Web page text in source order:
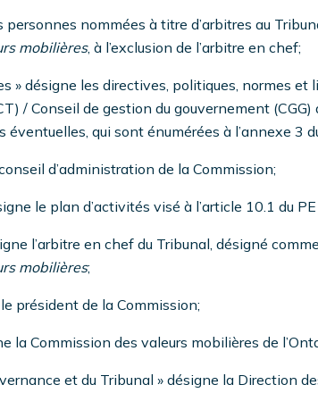
personnes nommées à titre d’arbitres au
mobilières, à l’exclusion de l’arbitre en chef;
» désigne les directives, politiques, normes et
/ Conseil de gestion du gouvernement
éventuelles, qui sont énumérées à l’annexe 3
d’administration de la Commission;
le plan d’activités visé à l’article 10.1 du
l’arbitre en chef du Tribunal, désigné
mobilières;
président de la Commission;
la Commission des valeurs mobilières de
et du Tribunal » désigne la Direction